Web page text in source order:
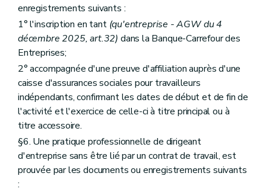
enregistrements suivants :
1° l'inscription en tant (qu'entreprise - AGW du 4
décembre 2025, art.32) dans la Banque-Carrefour des
Entreprises;
2° accompagnée d'une preuve d'affiliation auprès d'une
caisse d'assurances sociales pour travailleurs
indépendants, confirmant les dates de début et de fin de
l'activité et l'exercice de celle-ci à titre principal ou à
titre accessoire.
§6. Une pratique professionnelle de dirigeant
d'entreprise sans être lié par un contrat de travail, est
prouvée par les documents ou enregistrements suivants
: